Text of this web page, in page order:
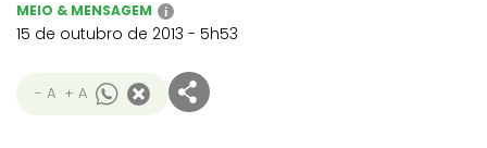
MEIO & MENSAGEM i
15 de outubro de 2013 - 5h53
- A + A